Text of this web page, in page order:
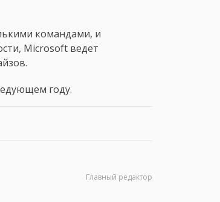
командами, и
Microsoft ведет
году.
Главный редактор